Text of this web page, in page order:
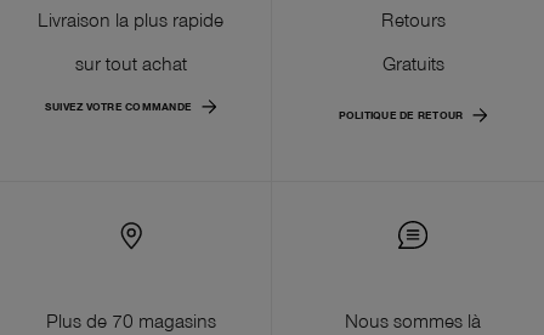
Livraison la plus rapide
sur tout achat
SUIVEZ VOTRE COMMANDE
Retours
Gratuits
POLITIQUE DE RETOUR
Plus de 70 magasins
Nous sommes là